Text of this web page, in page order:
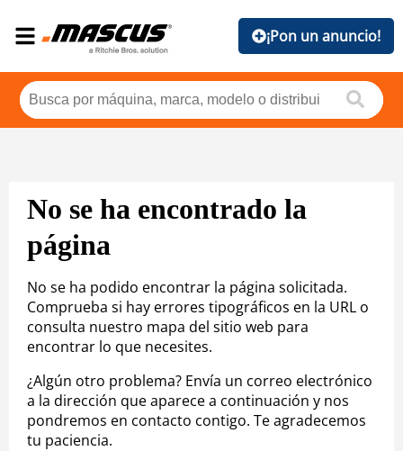
¡Pon un anuncio!
No se ha encontrado la
página
No se ha podido encontrar la página solicitada.
Comprueba si hay errores tipográficos en la URL o
consulta nuestro mapa del sitio web para
encontrar lo que necesites.
¿Algún otro problema? Envía un correo electrónico
a la dirección que aparece a continuación y nos
pondremos en contacto contigo. Te agradecemos
tu paciencia.